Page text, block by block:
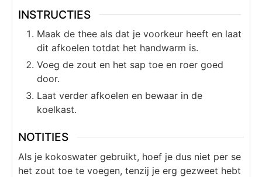
INSTRUCTIES
Maak de thee als dat je voorkeur heeft en laat
dit afkoelen totdat het handwarm is.
Voeg de zout en het sap toe en roer goed
door.
Laat verder afkoelen en bewaar in de
koelkast.
NOTITIES
Als je kokoswater gebruikt, hoef je dus niet per se
het zout toe te voegen, tenzij je erg gezweet hebt